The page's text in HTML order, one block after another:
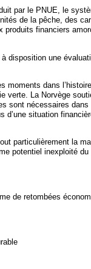
par le PNUE, le
de la pêche, des
produits financiers
disposition une
moments dans
verte. La Norvège
sont nécessaires
d’une situation
particulièrement la
potentiel inexploité
de retombées